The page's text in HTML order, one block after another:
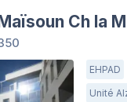
Ch la
EHPAD
Unité